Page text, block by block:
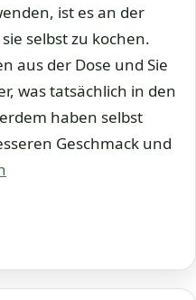
ist es an der
selbst zu kochen.
aus der Dose und Sie
was tatsächlich in den
haben selbst
Geschmack und